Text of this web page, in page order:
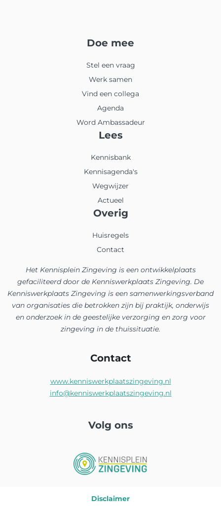
Doe mee
Stel een vraag
Werk samen
Vind een collega
Agenda
Word Ambassadeur
Lees
Kennisbank
Kennisagenda's
Wegwijzer
Actueel
Overig
Huisregels
Contact
Het Kennisplein Zingeving is een ontwikkelplaats
gefaciliteerd door de Kenniswerkplaats Zingeving. De
Kenniswerkplaats Zingeving is een samenwerkingsverband
van organisaties die betrokken zijn bij praktijk, onderwijs
en onderzoek in de geestelijke verzorging en zorg voor
zingeving in de thuissituatie.
Contact
www.kenniswerkplaatszingeving.nl
info@kenniswerkplaatszingeving.nl
Volg ons
Disclaimer